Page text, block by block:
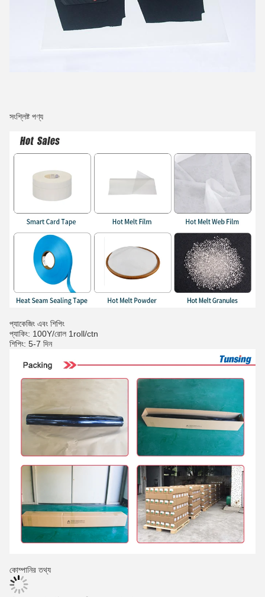
সংশ্লিষ্ট পণ্য
প্যাকেজিং এবং শিপিং
প্যাকিং: 100Y/রোল 1roll/ctn
শিপিং: 5-7 দিন
কোম্পানির তথ্য